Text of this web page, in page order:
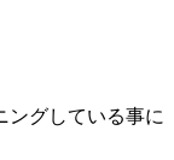
ングしている事に